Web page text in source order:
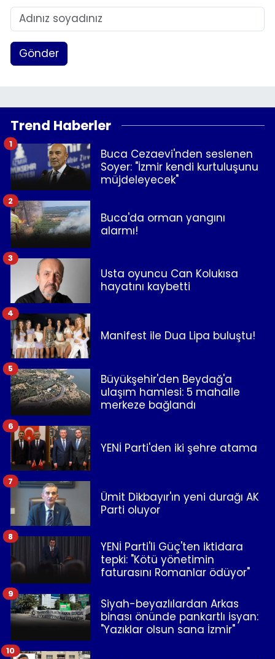
Gönder
Trend Haberler
Buca Cezaevi'nden seslenen
Soyer: "İzmir kendi kurtuluşunu
müjdeleyecek"
1
Buca'da orman yangını
alarmı!
2
Usta oyuncu Can Kolukısa
hayatını kaybetti
3
Manifest ile Dua Lipa buluştu!
4
Büyükşehir'den Beydağ'a
ulaşım hamlesi: 5 mahalle
merkeze bağlandı
5
YENİ Parti'den iki şehre atama
6
Ümit Dikbayır'ın yeni durağı AK
Parti oluyor
7
YENİ Parti'li Güç'ten iktidara
tepki: "Kötü yönetimin
faturasını Romanlar ödüyor"
8
Siyah-beyazlılardan Arkas
binası önünde pankartlı isyan:
"Yazıklar olsun sana İzmir"
9
10